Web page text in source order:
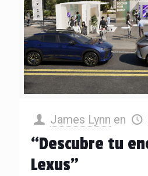
James Lynn en
“Descubre tu
Lexus”